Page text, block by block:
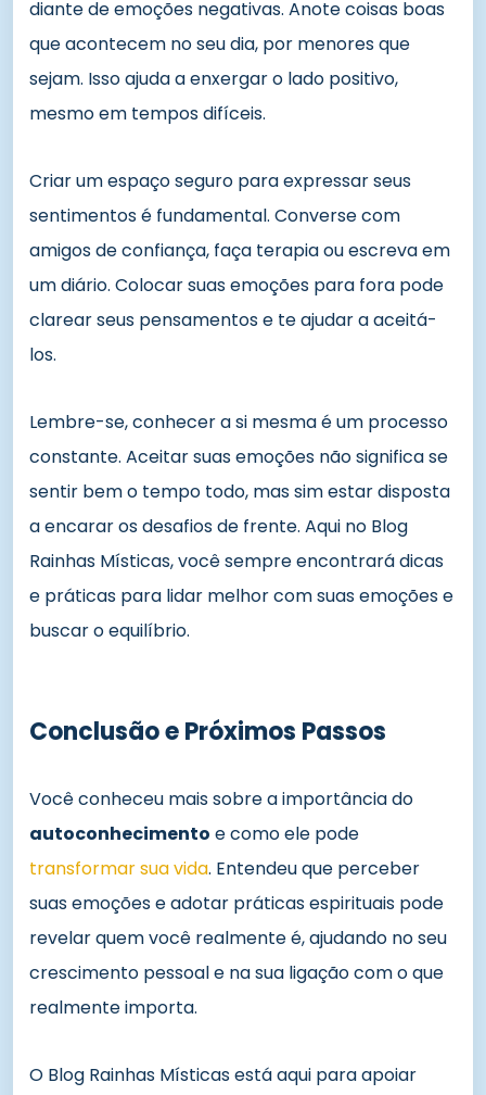
diante de emoções negativas. Anote coisas boas
que acontecem no seu dia, por menores que
sejam. Isso ajuda a enxergar o lado positivo,
mesmo em tempos difíceis.
Criar um espaço seguro para expressar seus
sentimentos é fundamental. Converse com
amigos de confiança, faça terapia ou escreva em
um diário. Colocar suas emoções para fora pode
clarear seus pensamentos e te ajudar a aceitá-
los.
Lembre-se, conhecer a si mesma é um processo
constante. Aceitar suas emoções não significa se
sentir bem o tempo todo, mas sim estar disposta
a encarar os desafios de frente. Aqui no Blog
Rainhas Místicas, você sempre encontrará dicas
e práticas para lidar melhor com suas emoções e
buscar o equilíbrio.
Conclusão e Próximos Passos
Você conheceu mais sobre a importância do
autoconhecimento e como ele pode
transformar sua vida. Entendeu que perceber
suas emoções e adotar práticas espirituais pode
revelar quem você realmente é, ajudando no seu
crescimento pessoal e na sua ligação com o que
realmente importa.
O Blog Rainhas Místicas está aqui para apoiar